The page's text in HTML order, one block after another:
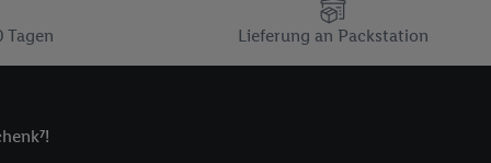
Tagen Lieferung an Packstation
verfügbar ist.
und einer
diese Kennung
Dritten betrieben
speziell zur